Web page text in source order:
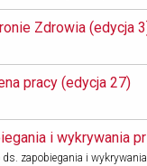
Zdrowia (edycja
pracy (edycja 27)
i wykrywania
ds. zapobiegania i